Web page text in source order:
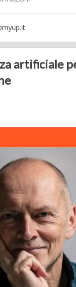
artificiale